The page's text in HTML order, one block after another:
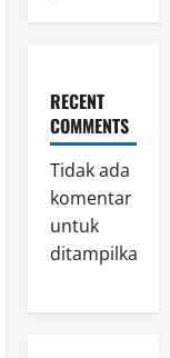
RECENT
COMMENTS
Tidak ada
komentar
untuk
ditampilkan.